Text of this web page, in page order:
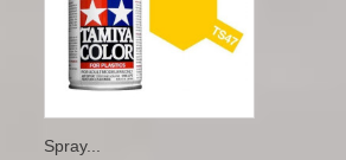
Spray...